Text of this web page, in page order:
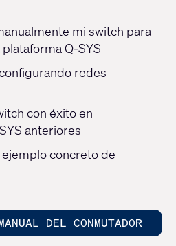
mi switch para
Q-SYS
redes
con éxito en
anteriores
concreto de
DEL CONMUTADOR